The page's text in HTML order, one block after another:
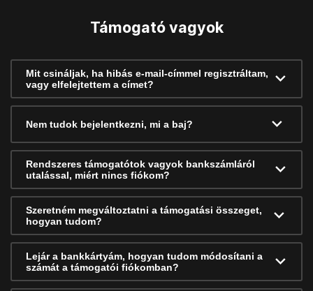
Támogató vagyok
Mit csináljak, ha hibás e-mail-címmel regisztráltam,
vagy elfelejtettem a címet?
Nem tudok bejelentkezni, mi a baj?
Rendszeres támogatótok vagyok bankszámláról
utalással, miért nincs fiókom?
Szeretném megváltoztatni a támogatási összeget,
hogyan tudom?
Lejár a bankkártyám, hogyan tudom módosítani a
számát a támogatói fiókomban?